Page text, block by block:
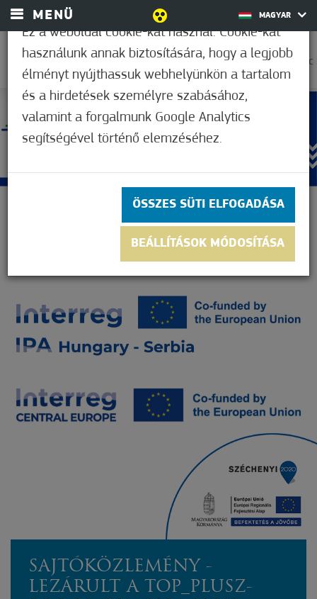
MENÜ MAGYAR
30,6°C
SAJTÓKÖZLEMÉNY -
LEZÁRULT A TOP_PLUSZ-
Ez a weboldal cookie-kat használ. Cookie-kat
használunk annak biztosítására, hogy a legjobb
élményt nyújthassuk webhelyünkön a tartalom
és a hirdetések személyre szabásához,
valamint a forgalmunk Google Analytics
segítségével történő elemzéséhez.
ÖSSZES SÜTI ELFOGADÁSA
BEÁLLÍTÁSOK MÓDOSÍTÁSA